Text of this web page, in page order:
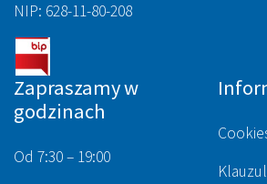
NIP: 628-11-80-208
Zapraszamy w
godzinach
Od 7:30 – 19:00